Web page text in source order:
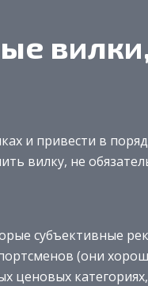
вилки,
и привести в
вилку, не
субъективные
(они
ценовых